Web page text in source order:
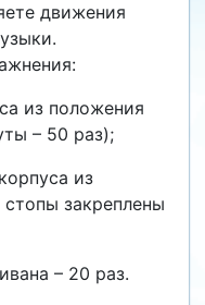
движения
из положения
– 50 раз);
из
закреплены
– 20 раз.